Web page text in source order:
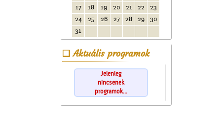
17 18 19 20 21 22
23
24
25 26 27 28 29
30
31
Aktuális programok
Jelenleg
nincsenek
programok...